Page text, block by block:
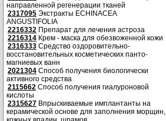
направленной регенерации тканей
2317095 Экстракты ECHINACEA
ANGUSTIFOLIA
2216332 Препарат для лечения астроза
2216314 Крем - маска для обезвоженной кожи
2316333 Средство оздоровительно-
восстановительных косметических панто-
магниевых ванн
2021304 Способ получения биологически
активного средства
2115662 Способ получения гиалуроновой
кислоты
2315627 Впрыскиваемые имплантанты на
керамической основе для заполнения морщин,